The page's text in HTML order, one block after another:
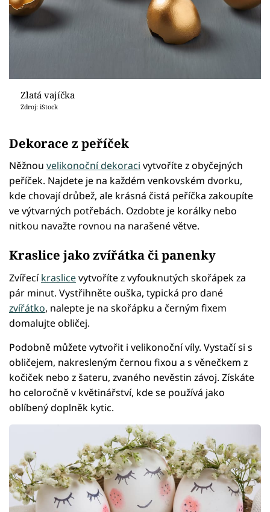
Zlatá vajíčka
Zdroj: iStock
Dekorace z peříček
Něžnou velikonoční dekoraci vytvoříte z obyčejných
peříček. Najdete je na každém venkovském dvorku,
kde chovají drůbež, ale krásná čistá peříčka zakoupíte
ve výtvarných potřebách. Ozdobte je korálky nebo
nitkou navažte rovnou na narašené větve.
Kraslice jako zvířátka či panenky
Zvířecíkraslicevytvoříte z vyfouknutých skořápek za
pár minut. Vystřihněte ouška, typická pro dané
zvířátko, nalepte je na skořápku a černým fixem
domalujte obličej.
Podobně můžete vytvořit i velikonoční víly. Vystačí si s
obličejem, nakresleným černou fixou a s věnečkem z
kočiček nebo z šateru, zvaného nevěstin závoj. Získáte
ho celoročně v květinářství, kde se používá jako
oblíbený doplněk kytic.